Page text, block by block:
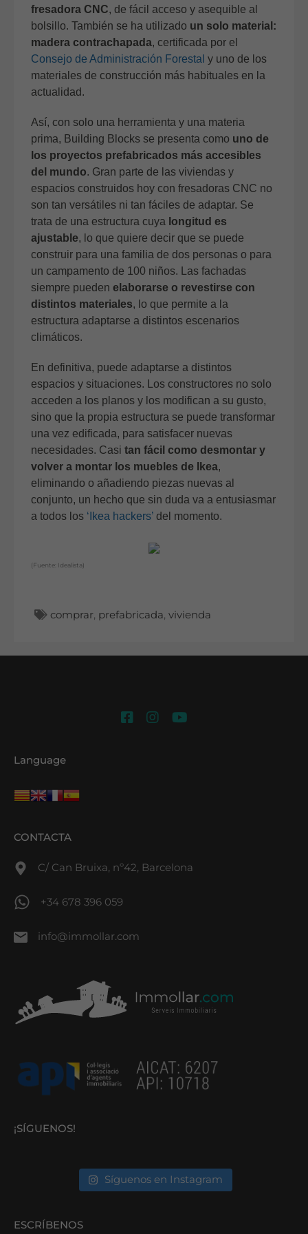
fresadora CNC, de fácil acceso y asequible al
bolsillo. También se ha utilizado un solo material:
madera contrachapada, certificada por el
Consejo de Administración Forestal y uno de los
materiales de construcción más habituales en la
actualidad.
Así, con solo una herramienta y una materia
prima, Building Blocks se presenta como uno de
los proyectos prefabricados más accesibles
del mundo. Gran parte de las viviendas y
espacios construidos hoy con fresadoras CNC no
son tan versátiles ni tan fáciles de adaptar. Se
trata de una estructura cuya longitud es
ajustable, lo que quiere decir que se puede
construir para una familia de dos personas o para
un campamento de 100 niños. Las fachadas
siempre pueden elaborarse o revestirse con
distintos materiales, lo que permite a la
estructura adaptarse a distintos escenarios
climáticos.
En definitiva, puede adaptarse a distintos
espacios y situaciones. Los constructores no solo
acceden a los planos y los modifican a su gusto,
sino que la propia estructura se puede transformar
una vez edificada, para satisfacer nuevas
necesidades. Casi tan fácil como desmontar y
volver a montar los muebles de Ikea,
eliminando o añadiendo piezas nuevas al
conjunto, un hecho que sin duda va a entusiasmar
a todos los ‘Ikea hackers’ del momento.
(Fuente: Idealista)
comprar, prefabricada, vivienda
Language
CONTACTA
C/ Can Bruixa, nº42, Barcelona
+34 678 396 059
info@immollar.com
¡SÍGUENOS!
Síguenos en Instagram
ESCRÍBENOS